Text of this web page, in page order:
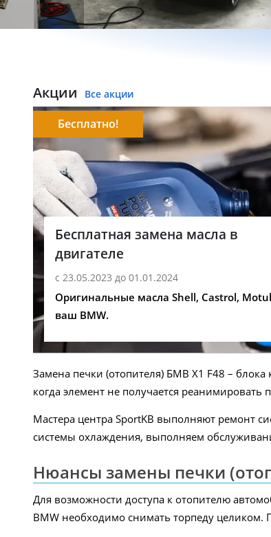
Акции Все акции
Бесплатная замена масла в
двигателе
с 23.05.2023 до 01.01.2024
Бесплатно!
Оригинальные масла Shell, Castrol,
ваш BMW.
Замена печки (отопителя) БМВ X1 F48 –
когда элемент не получается реанимировать
Мастера центра SportKB выполняют ремонт
системы охлаждения, выполняем
Нюансы замены печки
Для возможности доступа к отопителю
BMW необходимо снимать торпеду целиком.